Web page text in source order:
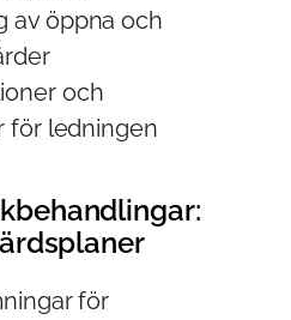
av öppna och
och
för ledningen
för